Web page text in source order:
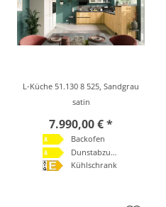
L-Küche 51.130 8 525, Sandgrau
satin
7.990,00 € *
Backofen
Dunstabzugshaube
Kühlschrank